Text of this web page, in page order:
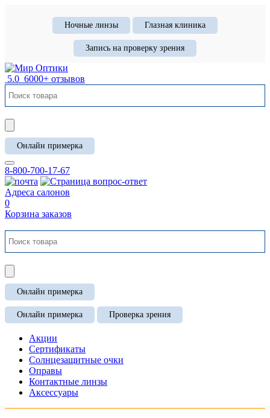
Ночные линзы Глазная клиника
Запись на проверку зрения
5.0 6000+ отзывов
Онлайн примерка
8-800-700-17-67
Адреса салонов
0
Корзина заказов
Онлайн примерка
Онлайн примерка Проверка зрения
Акции
Сертификаты
Солнцезащитные очки
Оправы
Контактные линзы
Аксессуары